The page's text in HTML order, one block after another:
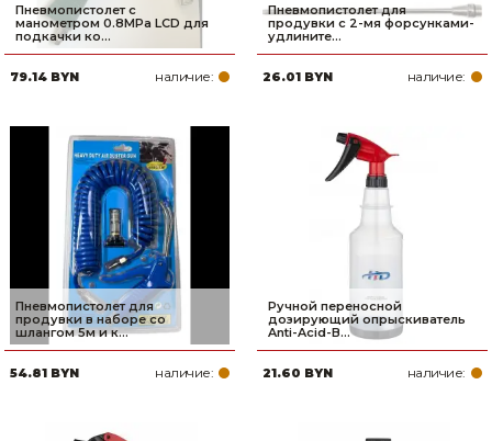
Пневмопистолет с
манометром 0.8MPa LCD для
подкачки ко...
79.14 BYN наличие:
Пневмопистолет для
продувки с 2-мя форсунками-
удлините...
26.01 BYN наличие:
Пневмопистолет для
продувки в наборе со
шлангом 5м и к...
54.81 BYN наличие:
Ручной переносной
дозирующий опрыскиватель
Anti-Acid-B...
21.60 BYN наличие: